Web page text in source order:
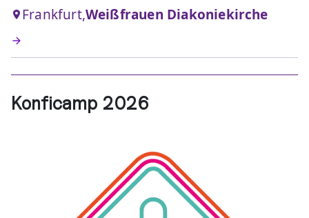
Frankfurt,Weißfrauen Diakoniekirche
Konficamp 2026